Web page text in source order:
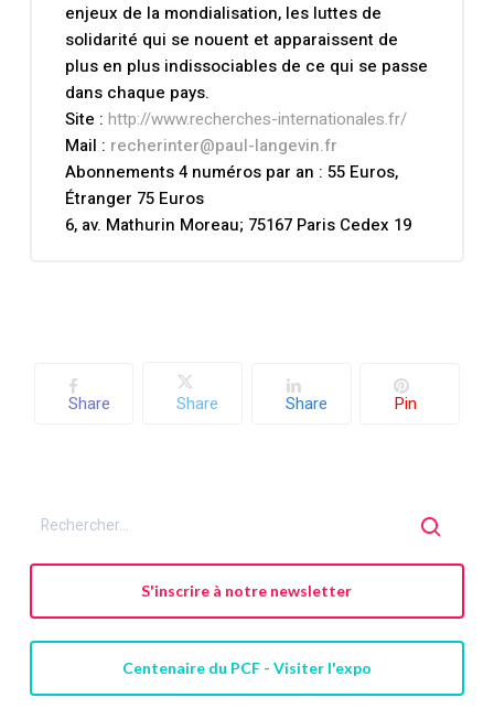
enjeux de la mondialisation, les luttes de
solidarité qui se nouent et apparaissent de
plus en plus indissociables de ce qui se passe
dans chaque pays.
Site : http://www.recherches-internationales.fr/
Mail : recherinter@paul-langevin.fr
Abonnements 4 numéros par an : 55 Euros,
Étranger 75 Euros
6, av. Mathurin Moreau; 75167 Paris Cedex 19
Share Share Share Pin
S'inscrire à notre newsletter
Centenaire du PCF - Visiter l'expo